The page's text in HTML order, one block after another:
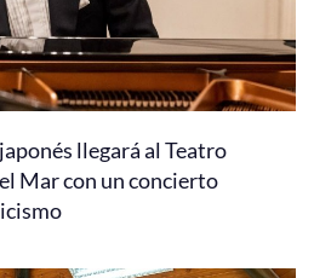
llegará al Teatro
Mar con un concierto